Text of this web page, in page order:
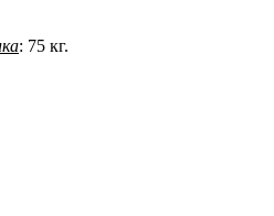
: 75 кг.